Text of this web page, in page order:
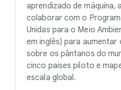
aprendizado de máquina,
colaborar com o
Unidas para o Meio
em inglês) para
sobre os pântanos do
cinco países piloto e
escala global.